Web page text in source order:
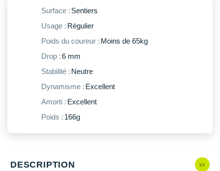
Surface : Sentiers
Usage : Régulier
Poids du coureur : Moins de 65kg
Drop :6 mm
Stabilité : Neutre
Dynamisme : Excellent
Amorti : Excellent
Poids : 166g
DESCRIPTION
DÉSTOCKAGE
+ Voir tous les accessoires
NNormal
OVERSTIMS
Petzl